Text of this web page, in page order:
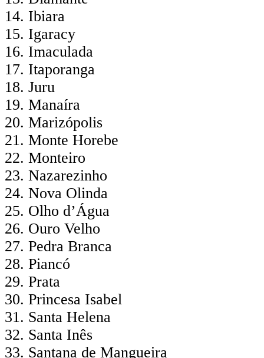
Ibiara
Igaracy
Imaculada
Itaporanga
Juru
Manaíra
Marizópolis
Monte Horebe
Monteiro
Nazarezinho
Nova Olinda
Olho d’Água
Ouro Velho
Pedra Branca
Piancó
Prata
Princesa Isabel
Santa Helena
Santa Inês
Santana de Mangueira